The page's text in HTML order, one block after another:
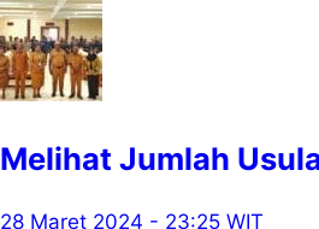
Melihat Jumlah
28 Maret 2024 - 23:25 WIT